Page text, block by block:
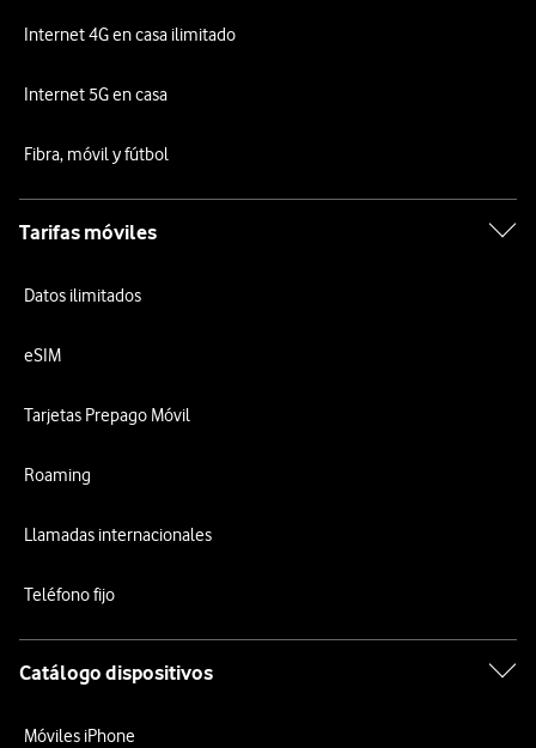
Internet 4G en casa ilimitado
Internet 5G en casa
Fibra, móvil y fútbol
Tarifas móviles
Datos ilimitados
eSIM
Tarjetas Prepago Móvil
Roaming
Llamadas internacionales
Teléfono fijo
Catálogo dispositivos
Móviles iPhone